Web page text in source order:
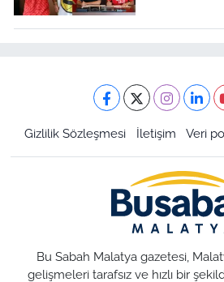
Gizlilik Sözleşmesi İletişim Veri
Bu Sabah Malatya gazetesi,
gelişmeleri tarafsız ve hızlı bir